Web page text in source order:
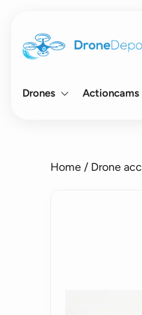
Drones Actioncams
Home / Drone